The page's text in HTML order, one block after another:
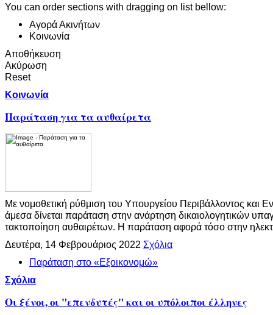
You can order sections with dragging on list bellow:
Αγορά Ακινήτων
Κοινωνία
Αποθήκευση
Ακύρωση
Reset
Κοινωνία
Παράταση για τα αυθαίρετα
Με νομοθετική ρύθμιση του Υπουργείου Περιβάλλοντος και
άμεσα δίνεται παράταση στην ανάρτηση δικαιολογητικών
τακτοποίηση αυθαιρέτων. Η παράταση αφορά τόσο στην
Δευτέρα, 14 Φεβρουάριος 2022 Σχόλια
Παράταση στο «Εξοικονομώ»
Σχόλια
Οι ξένοι, οι "επενδυτές" και οι υπόλοιποι έλληνες